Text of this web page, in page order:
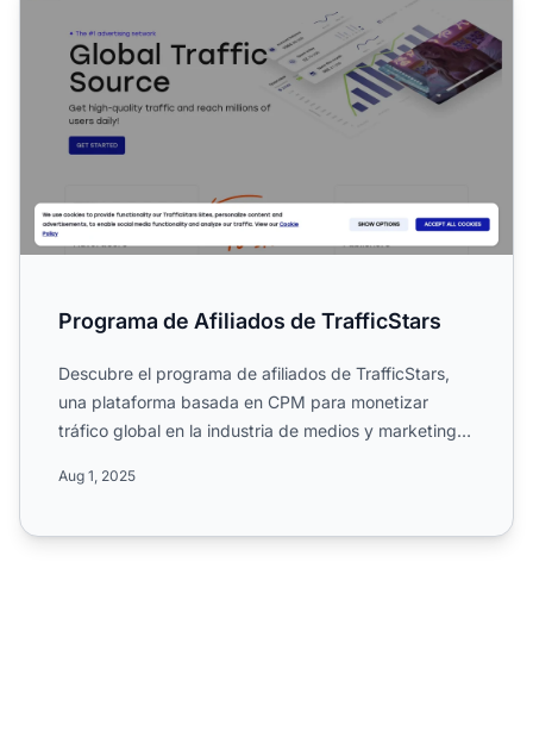
Programa de Afiliados de TrafficStars
Descubre el programa de afiliados de TrafficStars,
una plataforma basada en CPM para monetizar
tráfico global en la industria de medios y marketing.
Aug 1, 2025